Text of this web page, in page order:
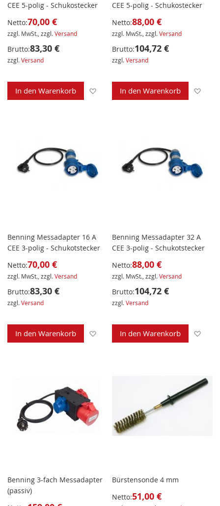
CEE 5-polig - Schukostecker
Netto:70,00 €
zzgl. MwSt., zzgl.Versand
Brutto:83,30 €
zzgl.Versand
In den Warenkorb Zur Wunschliste hinzufügen
CEE 5-polig - Schukostecker
Netto:88,00 €
zzgl. MwSt., zzgl.Versand
Brutto:104,72 €
zzgl.Versand
In den Warenkorb
Benning Messadapter 16 A
CEE 3-polig - Schukotstecker
Netto:70,00 €
zzgl. MwSt., zzgl.Versand
Brutto:83,30 €
zzgl.Versand
In den Warenkorb Zur Wunschliste hinzufügen
Benning Messadapter 32 A
CEE 3-polig - Schukotstecker
Netto:88,00 €
zzgl. MwSt., zzgl.Versand
Brutto:104,72 €
zzgl.Versand
In den Warenkorb
Benning 3-fach Messadapter
(passiv)
Bürstensonde 4 mm
Netto:51,00 €